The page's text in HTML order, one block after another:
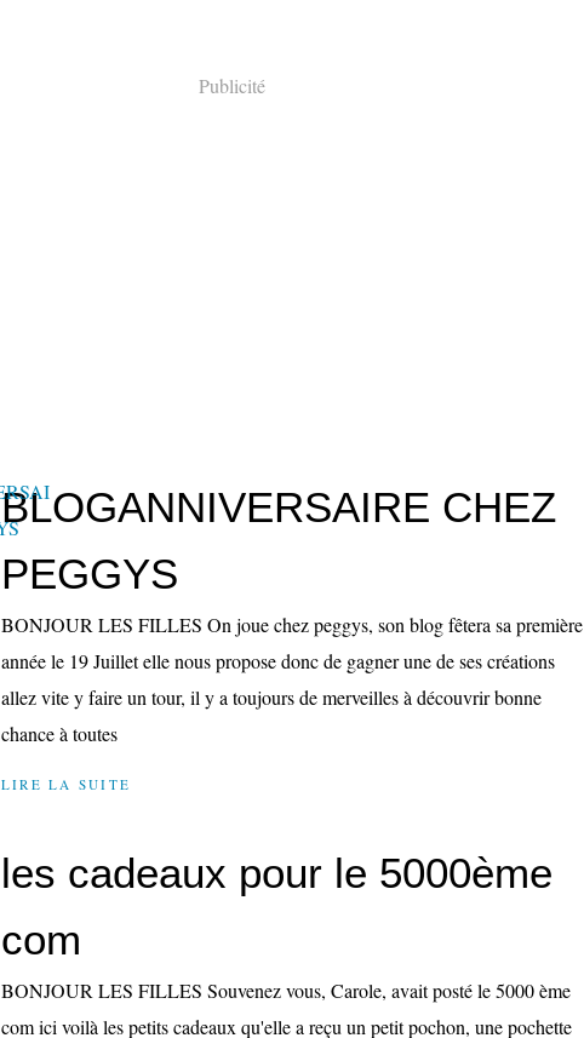
Publicité
BLOGANNIVERSAIRE CHEZ
PEGGYS
BONJOUR LES FILLES On joue chez peggys, son blog fêtera sa première
année le 19 Juillet elle nous propose donc de gagner une de ses créations
allez vite y faire un tour, il y a toujours de merveilles à découvrir bonne
chance à toutes
LIRE LA SUITE
les cadeaux pour le 5000ème
com
BONJOUR LES FILLES Souvenez vous, Carole, avait posté le 5000 ème
com ici voilà les petits cadeaux qu'elle a reçu un petit pochon, une pochette